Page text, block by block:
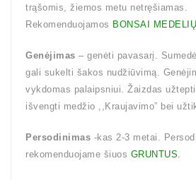
trąšomis, žiemos metu netręšiamas.
Rekomenduojamos BONSAI
Genėjimas – genėti pavasarį.
gali sukelti šakos nudžiūvimą.
vykdomas palaipsniui. Žaizdas
išvengti medžio ,,Kraujavimo” bei
Persodinimas -kas 2-3 metai.
rekomenduojame šiuos GRUNTUS.